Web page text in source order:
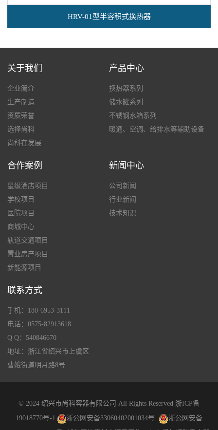
HRV-01型半容积式换热器
关于我们
企业简介
生产制造
资质荣誉
选择尚科
尚科在发展
产品中心
换热器系列
储水罐系列
不锈钢水箱系列
暖通、空调、给排水等辅助设备
合作案例
星级酒店项目
学校项目
医院项目
商城中心
轨道交通项目
置业房产项目
新能源项目
新闻中心
公司新闻
行业新闻
技术知识
联系方式
手机：180-6953-3111
电话：0575-82913618
Q Q：540846670
地址：浙江省绍兴市上虞区
曹娥街道明月路8号
© 2024 绍兴市尚科容器有限公司 All Rights Reserved 浙ICP备
19018770号-1
浙公网安备33060402001034号
浙公网安备